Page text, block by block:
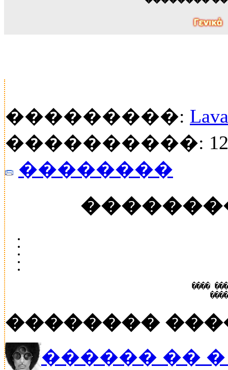
���������:
����������:
��������
����
��������
������ �� �